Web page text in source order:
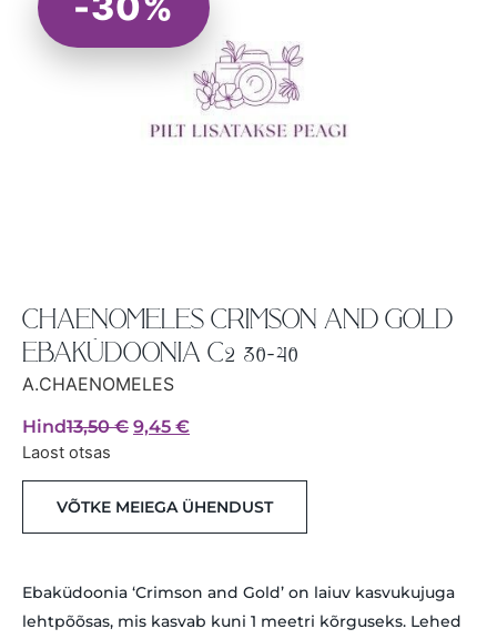
CHAENOMELES CRIMSON AND GOLD
EBAKÜDOONIA C2 30-40
A.CHAENOMELES
Hind13,50€ 9,45 €
Laost otsas
VÕTKE MEIEGA ÜHENDUST
Ebaküdoonia ‘Crimson and Gold’ on laiuv kasvukujuga
lehtpõõsas, mis kasvab kuni 1 meetri kõrguseks. Lehed